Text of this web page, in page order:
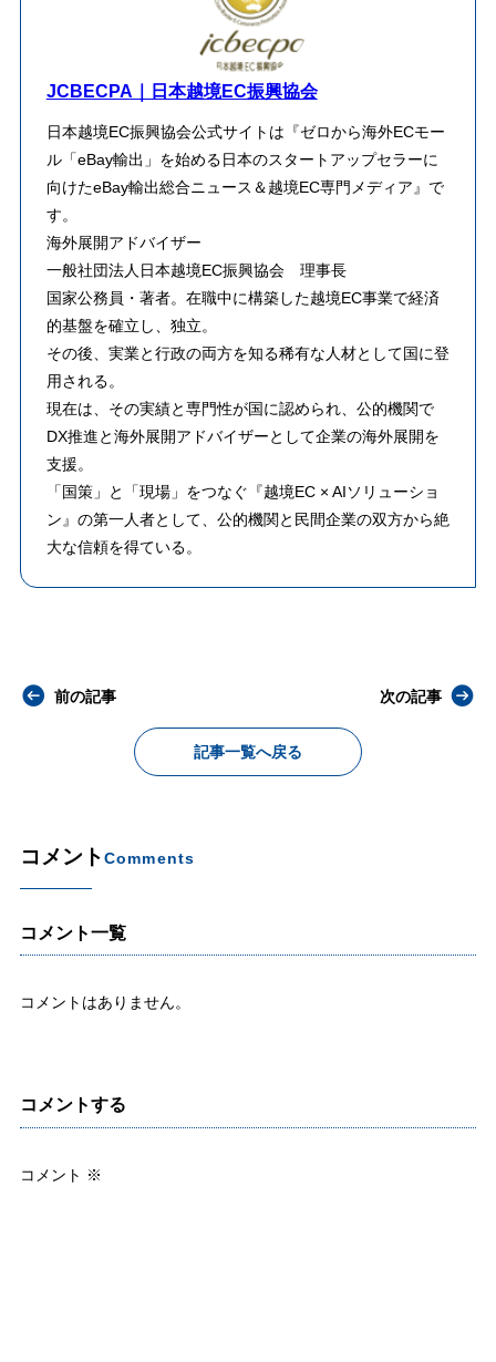
JCBECPA｜日本越境EC振興協会
日本越境EC振興協会公式サイトは『ゼロから海外ECモー
ル「eBay輸出」を始める日本のスタートアップセラーに
向けたeBay輸出総合ニュース＆越境EC専門メディア』で
す。
海外展開アドバイザー
一般社団法人日本越境EC振興協会 理事長
​国家公務員・著者。在職中に構築した越境EC事業で経済
的基盤を確立し、独立。
その後、実業と行政の両方を知る稀有な人材として国に登
用される。
​現在は、その実績と専門性が国に認められ、公的機関で
DX推進と海外展開アドバイザーとして企業の海外展開を
支援。
「国策」と「現場」をつなぐ『越境EC × AIソリューショ
ン』の第一人者として、公的機関と民間企業の双方から絶
大な信頼を得ている。
前の記事
記事一覧へ戻る
次の記事
コメントComments
コメント一覧
コメントはありません。
コメントする
コメント ※